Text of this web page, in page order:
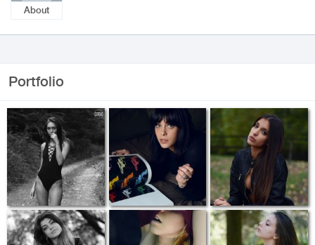
About
Portfolio